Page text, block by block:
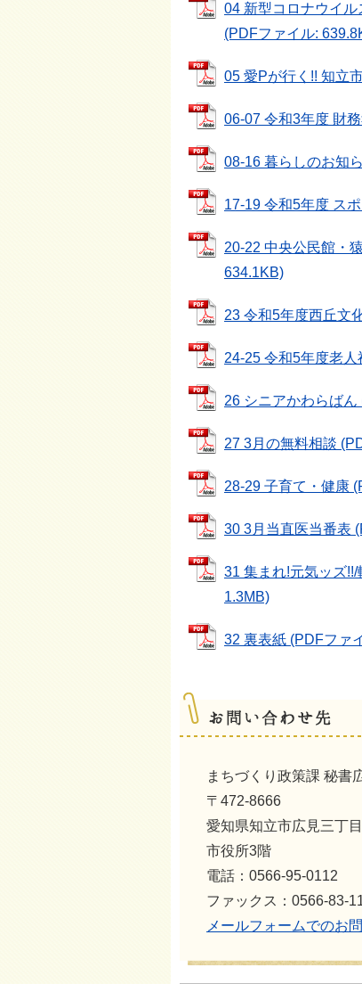
04 新型コロナウイ
(PDFファイル:
05 愛Pが行く!! 知立
06-07 令和3年度 財
08-16 暮らしのお知
17-19 令和5年度 ス
20-22 中央公民館・
634.1KB)
23 令和5年度西丘文
24-25 令和5年度老
26 シニアかわらば
27 3月の無料相談
28-29 子育て・健康
30 3月当直医当番表
31 集まれ!元気ッズ
1.3MB)
32 裏表紙 (PDFファ
まちづくり政策課 秘書
〒472-8666
愛知県知立市広見三丁
市役所3階
電話：0566-95-0112
ファックス：0566-83-
メールフォームでのお